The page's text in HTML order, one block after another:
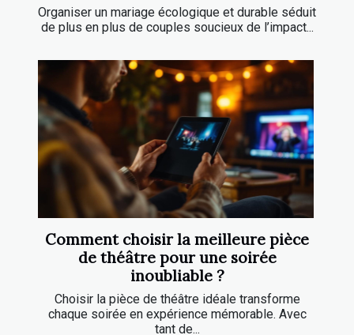
Organiser un mariage écologique et durable séduit
de plus en plus de couples soucieux de l’impact...
Comment choisir la meilleure pièce
de théâtre pour une soirée
inoubliable ?
Choisir la pièce de théâtre idéale transforme
chaque soirée en expérience mémorable. Avec
tant de...